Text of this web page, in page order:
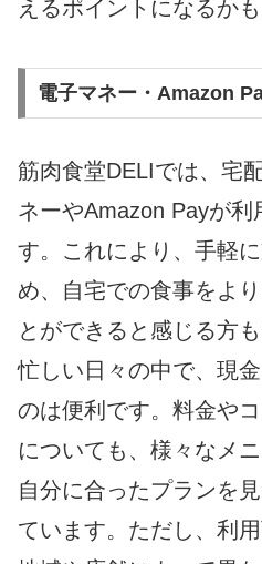
えるポイントになるかも
電子マネー・Amazon
筋肉食堂DELIでは、宅
ネーやAmazon Payが利
す。これにより、手軽
め、自宅での食事をよ
とができると感じる方
忙しい日々の中で、現
のは便利です。料金や
についても、様々なメ
自分に合ったプランを
ています。ただし、利